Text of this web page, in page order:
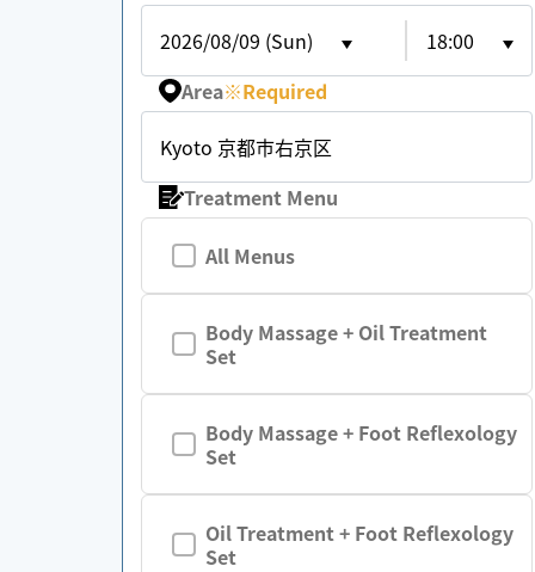
2026/08/09 (Sun)
18:00
Area※Required
Kyoto 京都市右京区
Treatment Menu
All Menus
Body Massage + Oil Treatment
Set
Body Massage + Foot Reflexology
Set
Oil Treatment + Foot Reflexology
Set